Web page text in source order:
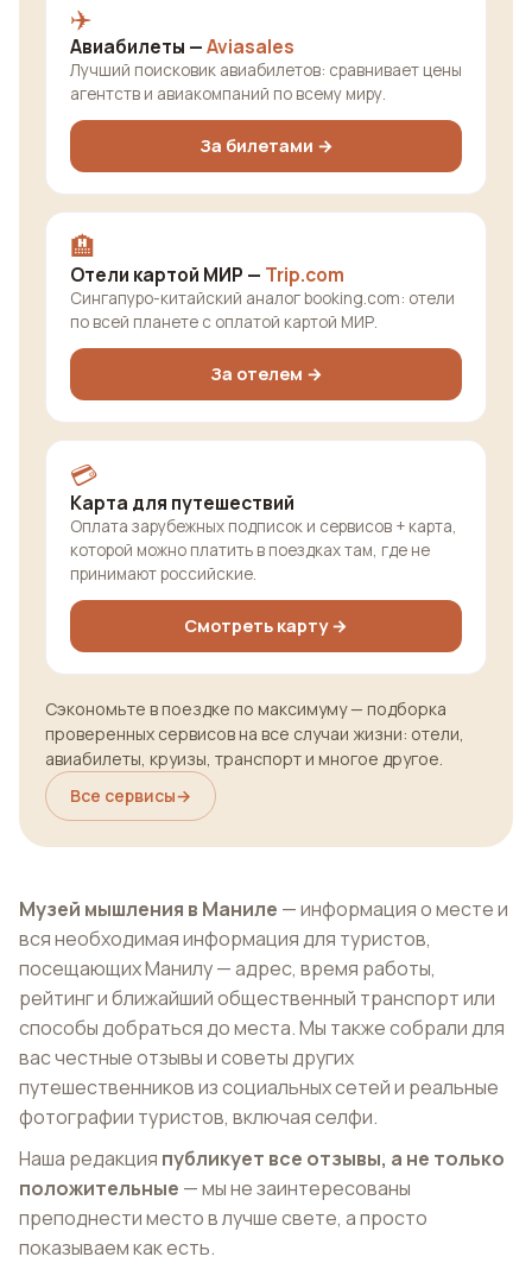
✈️
Авиабилеты —Aviasales
Лучший поисковик авиабилетов: сравнивает цены
агентств и авиакомпаний по всему миру.
За билетами →
🏨
Отели картой МИР — Trip.com
Сингапуро-китайский аналог booking.com: отели
по всей планете с оплатой картой МИР.
За отелем →
💳
Карта для путешествий
Оплата зарубежных подписок и сервисов + карта,
которой можно платить в поездках там, где не
принимают российские.
Смотреть карту →
Сэкономьте в поездке по максимуму — подборка
проверенных сервисов на все случаи жизни: отели,
авиабилеты, круизы, транспорт и многое другое.
Все сервисы→
Музей мышления в Маниле — информация о месте и
вся необходимая информация для туристов,
посещающих Манилу — адрес, время работы,
рейтинг и ближайший общественный транспорт или
способы добраться до места. Мы также собрали для
вас честные отзывы и советы других
путешественников из социальных сетей и реальные
фотографии туристов, включая селфи.
Наша редакция публикует все отзывы, а не только
положительные — мы не заинтересованы
преподнести место в лучше свете, а просто
показываем как есть.